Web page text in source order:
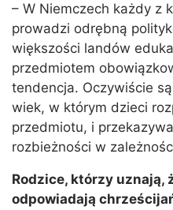
– W Niemczech każdy z
prowadzi odrębną
większości landów
przedmiotem
tendencja. Oczywiście
wiek, w którym dzieci
przedmiotu, i
rozbieżności w
Rodzice, którzy uznają,
odpowiadają